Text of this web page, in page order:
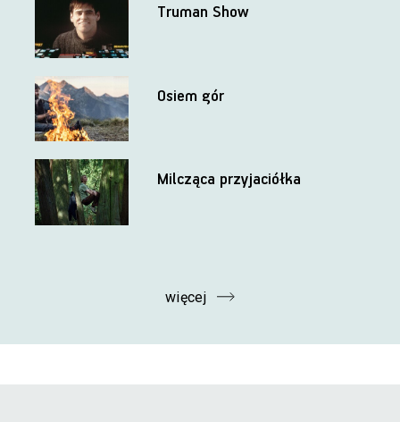
Truman Show
Osiem gór
Milcząca przyjaciółka
więcej